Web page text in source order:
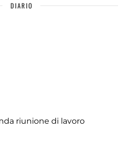
DIARIO
riunione di lavoro